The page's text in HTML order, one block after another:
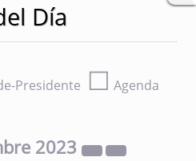
Día
Presidente ☐ Agenda
2023